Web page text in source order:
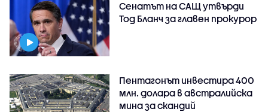
Сенатът на САЩ утвърди
Тод Бланч за главен прокурор
Пентагонът инвестира 400
млн. долара в австралийска
мина за скандий